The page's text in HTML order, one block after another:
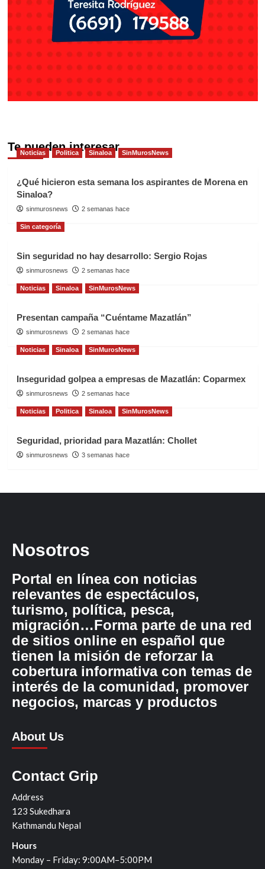
Te pueden interesar
Noticias Politica Sinaloa SinMurosNews
¿Qué hicieron esta semana los aspirantes de Morena en
Sinaloa?
sinmurosnews 2 semanas hace
Sin categoría
Sin seguridad no hay desarrollo: Sergio Rojas
sinmurosnews 2 semanas hace
Noticias Sinaloa SinMurosNews
Presentan campaña “Cuéntame Mazatlán”
sinmurosnews 2 semanas hace
Noticias Sinaloa SinMurosNews
Inseguridad golpea a empresas de Mazatlán: Coparmex
sinmurosnews 2 semanas hace
Noticias Politica Sinaloa SinMurosNews
Seguridad, prioridad para Mazatlán: Chollet
sinmurosnews 3 semanas hace
Nosotros
Portal en línea con noticias
relevantes de espectáculos,
turismo, política, pesca,
migración…Forma parte de una red
de sitios online en español que
tienen la misión de reforzar la
cobertura informativa con temas de
interés de la comunidad, promover
negocios, marcas y productos
About Us
Contact Grip
Address
123 Sukedhara
Kathmandu Nepal
Hours
Monday – Friday: 9:00AM–5:00PM